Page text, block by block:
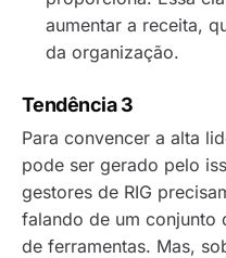
aumentar a receita,
da organização.
Tendência 3
Para convencer a alta
pode ser gerado pelo
gestores de RIG
falando de um conjunto
de ferramentas. Mas,